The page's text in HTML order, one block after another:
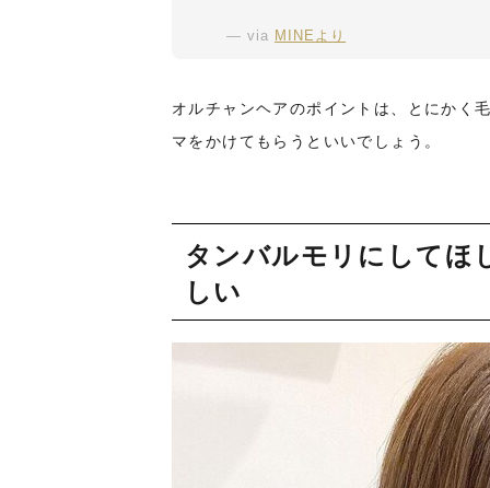
via MINEより
オルチャンヘアのポイントは、とにかく
マをかけてもらうといいでしょう。
タンバルモリにしてほ
しい